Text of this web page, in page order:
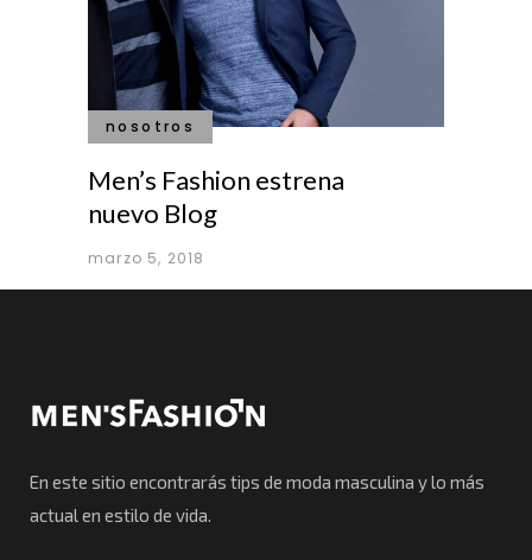
nosotros
Men’s Fashion estrena
nuevo Blog
marzo 5, 2018
En este sitio encontrarás tips de moda masculina y lo más
actual en estilo de vida.